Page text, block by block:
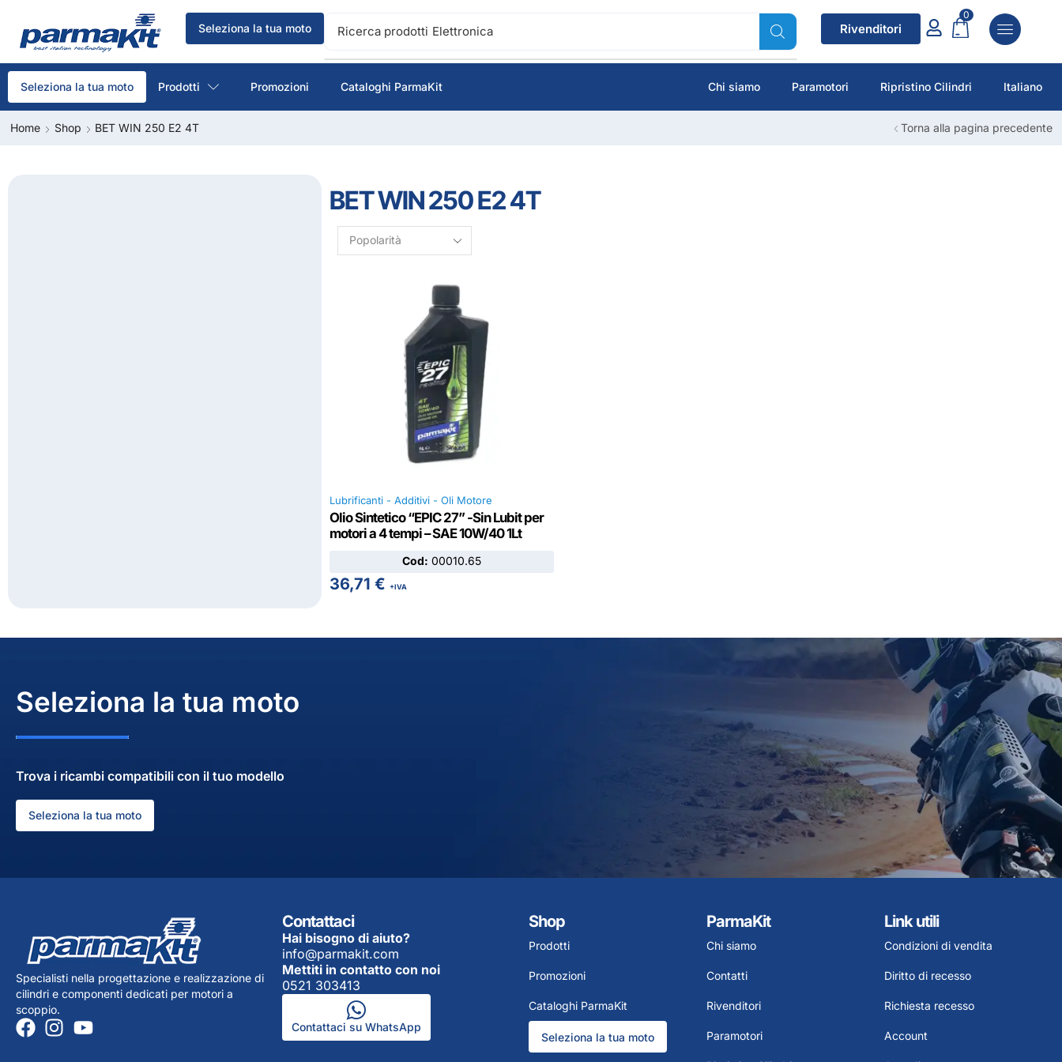
Seleziona la tua moto Ricerca prodotti Elettronica Rivenditori
0
Seleziona la tua moto Prodotti Promozioni Cataloghi ParmaKit Chi siamo Paramotori Ripristino Cilindri Italiano
Home Shop BET WIN 250 E2 4T Torna alla pagina precedente
BET WIN 250 E2 4T
Lubrificanti - Additivi - Oli Motore
Olio Sintetico “EPIC 27” -Sin Lubit per
motori a 4 tempi – SAE 10W/40 1Lt
Cod: 00010.65
36,71€ +IVA
Seleziona la tua moto
Trova i ricambi compatibili con il tuo modello
Seleziona la tua moto
Specialisti nella progettazione e realizzazione di
cilindri e componenti dedicati per motori a
scoppio.
Contattaci
Hai bisogno di aiuto?
info@parmakit.com
Mettiti in contatto con noi
0521 303413
Contattaci su WhatsApp
Shop
Prodotti
Promozioni
Cataloghi ParmaKit
Seleziona la tua moto
ParmaKit
Chi siamo
Contatti
Rivenditori
Paramotori
Link utili
Condizioni di vendita
Diritto di recesso
Richiesta recesso
Account